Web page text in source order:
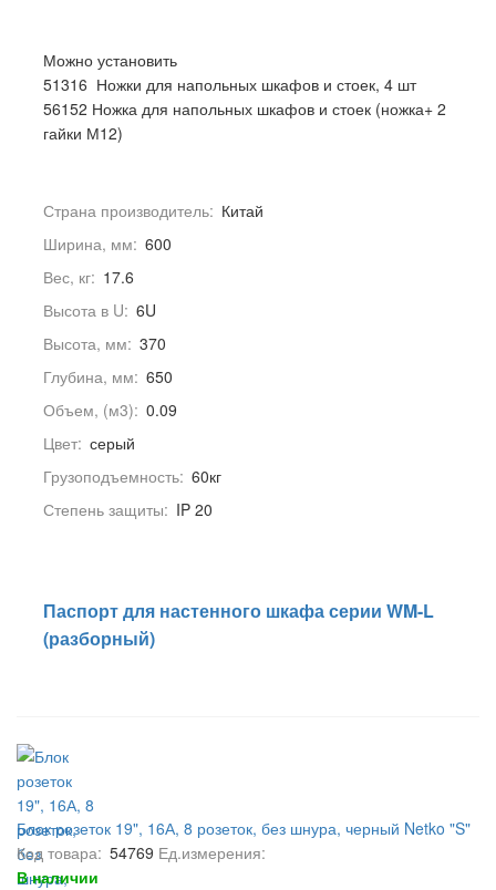
Можно установить
51316 Ножки для напольных шкафов и стоек, 4 шт
56152 Ножка для напольных шкафов и стоек (ножка+ 2
гайки М12)
Страна производитель: Китай
Ширина, мм: 600
Вес, кг: 17.6
Высота в U: 6U
Высота, мм: 370
Глубина, мм: 650
Объем, (м3): 0.09
Цвет: серый
Грузоподъемность: 60кг
Степень защиты: IP 20
Паспорт для настенного шкафа серии WM-L
(разборный)
Блок розеток 19", 16А, 8 розеток, без шнура, черный Netko "S"
Код товара: 54769 Ед.измерения:
В наличии